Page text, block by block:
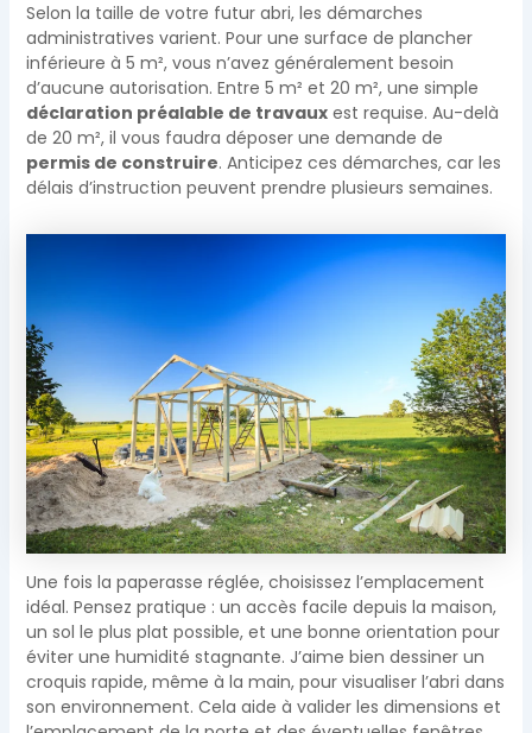
Selon la taille de votre futur abri, les démarches
administratives varient. Pour une surface de plancher
inférieure à 5 m², vous n’avez généralement besoin
d’aucune autorisation. Entre 5 m² et 20 m², une simple
déclaration préalable de travauxest requise. Au-delà
de 20 m², il vous faudra déposer une demande de
permis de construire. Anticipez ces démarches, car les
délais d’instruction peuvent prendre plusieurs semaines.
Une fois la paperasse réglée, choisissez l’emplacement
idéal. Pensez pratique : un accès facile depuis la maison,
un sol le plus plat possible, et une bonne orientation pour
éviter une humidité stagnante. J’aime bien dessiner un
croquis rapide, même à la main, pour visualiser l’abri dans
son environnement. Cela aide à valider les dimensions et